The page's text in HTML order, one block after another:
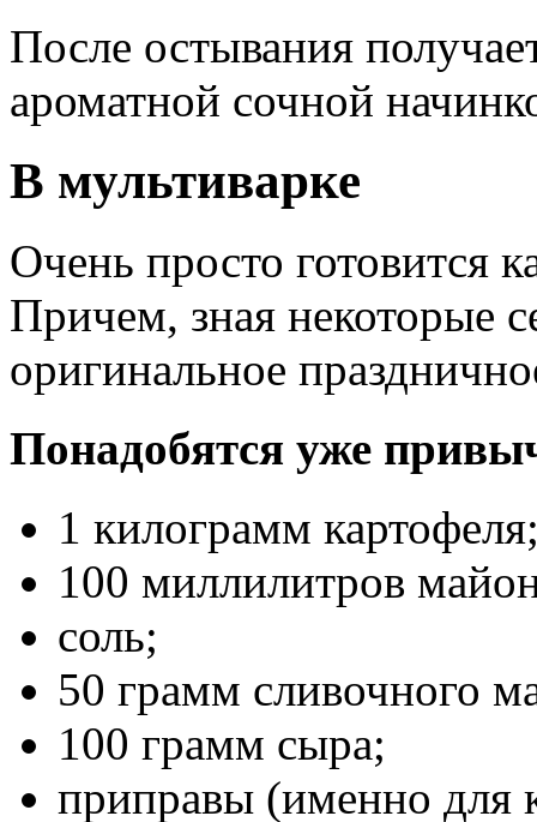
После остывания
ароматной сочной
В мультиварке
Очень просто готовится
Причем, зная некоторые
оригинальное
Понадобятся уже
1 килограмм
100 миллилитров
соль;
50 грамм сливочного
100 грамм сыра;
приправы (именно для